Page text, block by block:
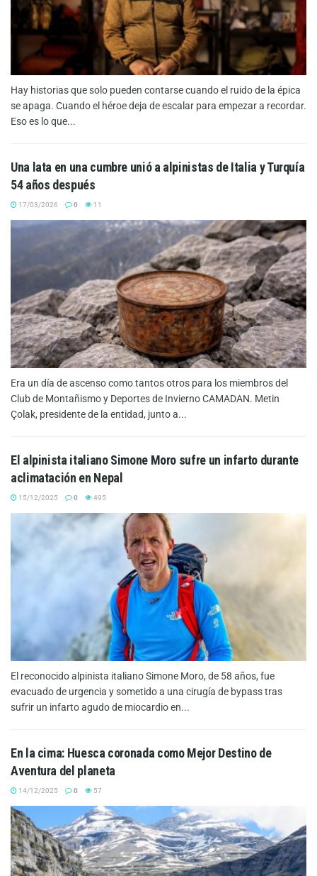
Hay historias que solo pueden contarse cuando el ruido de la épica
se apaga. Cuando el héroe deja de escalar para empezar a recordar.
Eso es lo que...
Una lata en una cumbre unió a alpinistas de Italia y Turquía
54 años después
17/03/2026 0 11
Era un día de ascenso como tantos otros para los miembros del
Club de Montañismo y Deportes de Invierno CAMADAN. Metin
Çolak, presidente de la entidad, junto a...
El alpinista italiano Simone Moro sufre un infarto durante
aclimatación en Nepal
15/12/2025 0 495
El reconocido alpinista italiano Simone Moro, de 58 años, fue
evacuado de urgencia y sometido a una cirugía de bypass tras
sufrir un infarto agudo de miocardio en...
En la cima: Huesca coronada como Mejor Destino de
Aventura del planeta
14/12/2025 0 57